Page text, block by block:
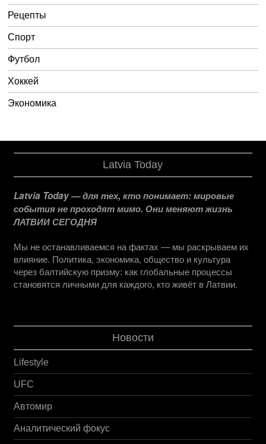
Рецепты
Спорт
Футбол
Хоккей
Экономика
Latvia Today
Latvia Today — для тех, кто понимает: мировые
события не проходят мимо. Они меняют жизнь
ЛАТВИИ СЕГОДНЯ
Мы не останавливаемся на фактах — мы раскрываем их
влияние. Политика, экономика, общество и культура
через балтийскую призму: как глобальные процессы
становятся личными для каждого, кто живёт в Латвии.
Новости
Lifestyle
UFC
Автомир
Аналитический фокус